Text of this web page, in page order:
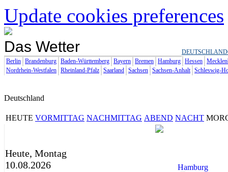
Update cookies preferences
Das Wetter DEUTSCHLAND
Berlin Brandenburg Baden-Württemberg Bayern Bremen Hamburg Hessen
Nordrhein-Westfalen Rheinland-Pfalz Saarland Sachsen Sachsen-Anhalt Schleswig-
Deutschland
HEUTE VORMITTAG NACHMITTAG ABEND NACHT
Hamburg
Heute, Montag
10.08.2026